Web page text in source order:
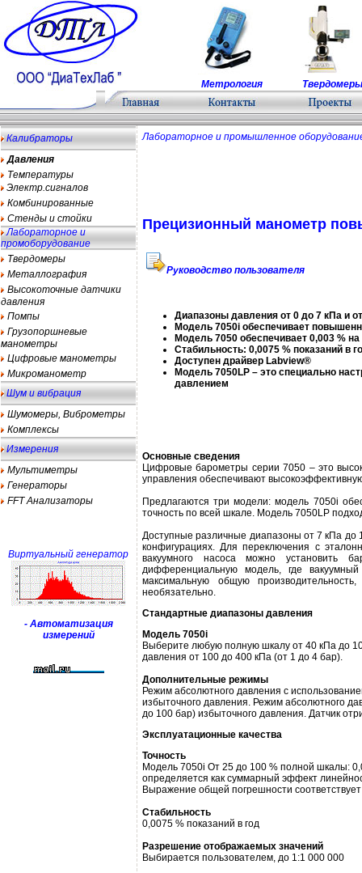
Метрология Твердомеры
Калибраторы
Давления
Температуры
Электр.сигналов
Комбинированные
Стенды и стойки
Лабораторное и
промоборудование
Твердомеры
Металлография
Высокоточные датчики
давления
Помпы
Грузопоршневые
манометры
Цифровые манометры
Микроманометр
Шум и вибрация
Шумомеры, Виброметры
Комплексы
Измерения
Мультиметры
Генераторы
FFT Анализаторы
Виртуальный генератор
- Автоматизация
измерений
Лабораторное и промышленное
Прецизионный манометр
Руководство пользователя
Диапазоны давления от 0 до 7 кПа и
Модель 7050i обеспечивает
Модель 7050 обеспечивает 0,003 %
Стабильность: 0,0075 % показаний в
Доступен драйвер Labview®
Модель 7050LP – это специально
давлением
Основные сведения
Цифровые барометры серии 7050 – это
управления обеспечивают
Предлагаются три модели: модель 7050i
точность по всей шкале. Модель 7050LP
Доступные различные диапазоны от 7 кПа до
конфигурациях. Для переключения с
вакуумного насоса можно установить
дифференциальную модель, где
максимальную общую
необязательно.
Стандартные диапазоны давления
Модель 7050i
Выберите любую полную шкалу от 40 кПа до
давления от 100 до 400 кПа (от 1 до 4 бар).
Дополнительные режимы
Режим абсолютного давления с
избыточного давления. Режим абсолютного
до 100 бар) избыточного давления. Датчик
Эксплуатационные качества
Точность
Модель 7050i От 25 до 100 % полной шкалы:
определяется как суммарный эффект
Выражение общей погрешности
Стабильность
0,0075 % показаний в год
Разрешение отображаемых значений
Выбирается пользователем, до 1:1 000 000